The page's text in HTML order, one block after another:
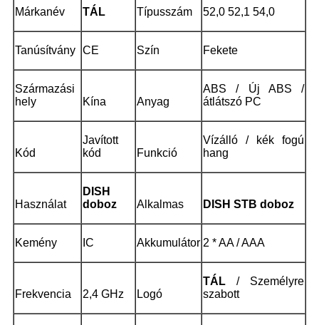
Márkanév TÁL Típusszám 52,0 52,1 54,0
Tanúsítvány CE Szín Fekete
Származási
hely
Kína Anyag
ABS / Új ABS /
átlátszó PC
Kód
Javított
kód
Funkció
Vízálló / kék fogú
hang
Használat
DISH
doboz
Alkalmas DISH STB doboz
Kemény IC Akkumulátor 2 * AA / AAA
Frekvencia 2,4 GHz Logó
TÁL / Személyre
szabott